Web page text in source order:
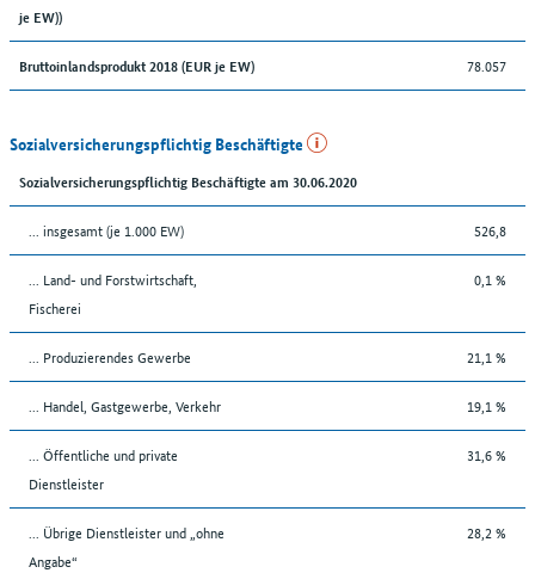
je EW))
Bruttoinlandsprodukt 2018 (EUR je EW) 78.057
Sozialversicherungspflichtig Beschäftigte
Sozialversicherungspflichtig Beschäftigte am 30.06.2020
... insgesamt (je 1.000 EW) 526,8
... Land- und Forstwirtschaft,
Fischerei
0,1 %
... Produzierendes Gewerbe 21,1 %
... Handel, Gastgewerbe, Verkehr 19,1 %
... Öffentliche und private
Dienstleister
31,6 %
... Übrige Dienstleister und „ohne
Angabe“
28,2 %